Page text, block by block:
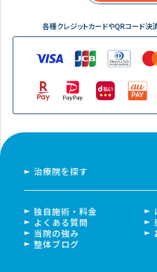
各種クレジットカードやQRコード
独自施術・料金
よくある質問
当院の強み
整体ブログ
治療院を探す